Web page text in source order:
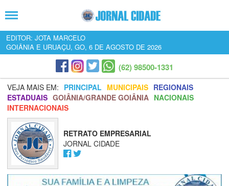
EDITOR: JOTA MARCELO
GOIÂNIA E URUAÇU, GO, 6 DE AGOSTO DE 2026
(62) 98500-1331
VEJA MAIS EM: PRINCIPAL MUNICIPAIS REGIONAIS
ESTADUAIS GOIÂNIA/GRANDE GOIÂNIA NACIONAIS
INTERNACIONAIS
RETRATO EMPRESARIAL
JORNAL CIDADE